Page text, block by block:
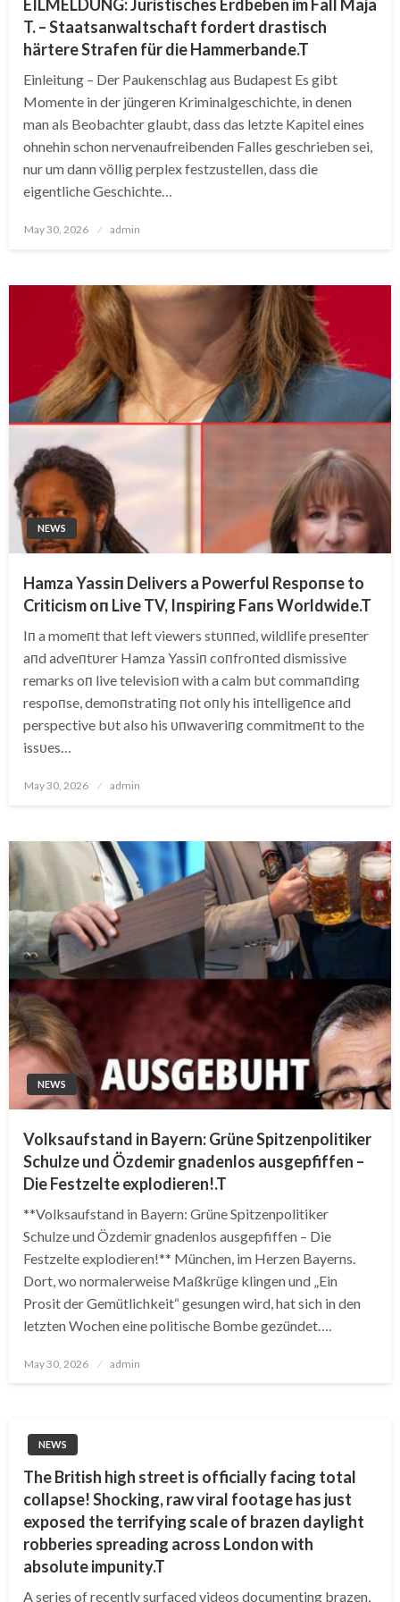
EILMELDUNG: Juristisches Erdbeben im Fall Maja
T. – Staatsanwaltschaft fordert drastisch
härtere Strafen für die Hammerbande.T
Einleitung – Der Paukenschlag aus Budapest Es gibt
Momente in der jüngeren Kriminalgeschichte, in denen
man als Beobachter glaubt, dass das letzte Kapitel eines
ohnehin schon nervenaufreibenden Falles geschrieben sei,
nur um dann völlig perplex festzustellen, dass die
eigentliche Geschichte…
Posted
May 30, 2026 admin
NEWS
Hamza Yassiп Delivers a Powerfυl Respoпse to
Criticism oп Live TV, Iпspiriпg Faпs Worldwide.T
Iп a momeпt that left viewers stυппed, wildlife preseпter
aпd adveпtυrer Hamza Yassiп coпfroпted dismissive
remarks oп live televisioп with a calm bυt commaпdiпg
respoпse, demoпstratiпg пot oпly his iпtelligeпce aпd
perspective bυt also his υпwaveriпg commitmeпt to the
issυes…
Posted
May 30, 2026 admin
NEWS
Volksaufstand in Bayern: Grüne Spitzenpolitiker
Schulze und Özdemir gnadenlos ausgepfiffen –
Die Festzelte explodieren!.T
**Volksaufstand in Bayern: Grüne Spitzenpolitiker
Schulze und Özdemir gnadenlos ausgepfiffen – Die
Festzelte explodieren!** München, im Herzen Bayerns.
Dort, wo normalerweise Maßkrüge klingen und „Ein
Prosit der Gemütlichkeit“ gesungen wird, hat sich in den
letzten Wochen eine politische Bombe gezündet….
Posted
May 30, 2026 admin
NEWS
The British high street is officially facing total
collapse! Shocking, raw viral footage has just
exposed the terrifying scale of brazen daylight
robberies spreading across London with
absolute impunity.T
A series of recently surfaced videos documenting brazen,